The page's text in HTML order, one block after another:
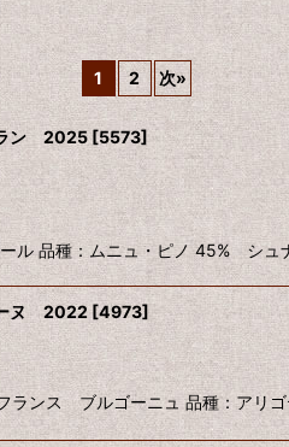
絞り込む
1 2 次»
ン 2025 [5573]
ール 品種：ムニュ・ピノ 45% シ
ヌ 2022 [4973]
ランス ブルゴーニュ 品種：アリ